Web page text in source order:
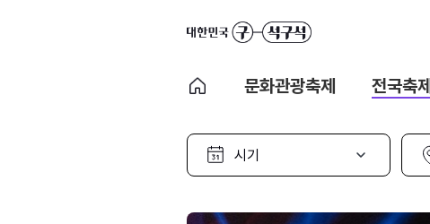
문화관광축제 전국축제
시
선
지
선